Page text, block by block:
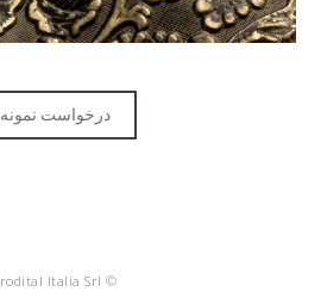
درخواست نمونه
© Prodital Italia Srl